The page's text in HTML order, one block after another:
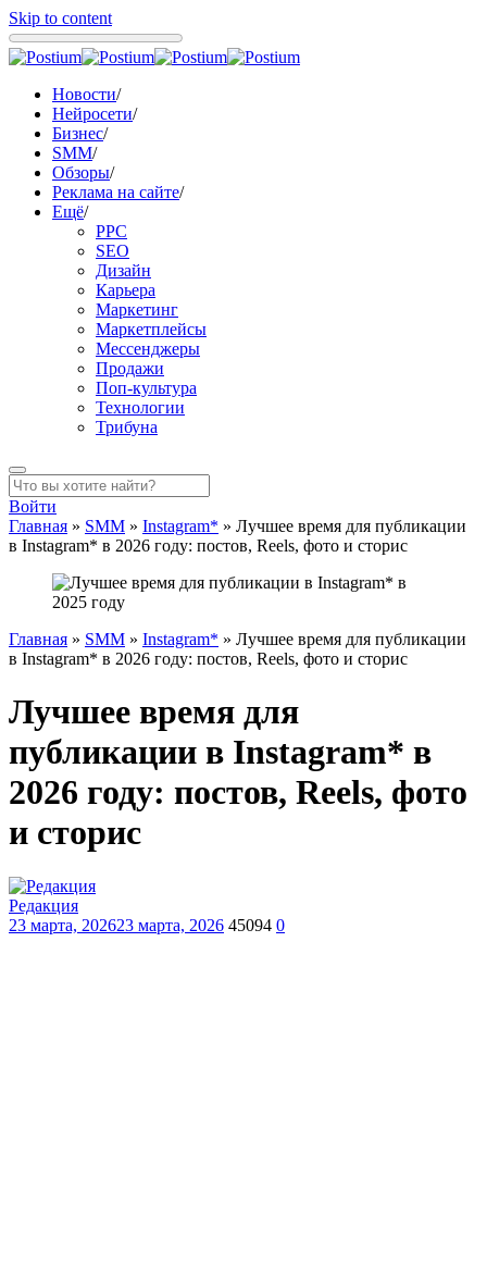
Skip to content
Новости/
Нейросети/
Бизнес/
SMM/
Обзоры/
Реклама на сайте/
Ещё/
PPC
SEO
Дизайн
Карьера
Маркетинг
Маркетплейсы
Мессенджеры
Продажи
Поп-культура
Технологии
Трибуна
Войти
Главная » SMM » Instagram* » Лучшее время для публикации
в Instagram* в 2026 году: постов, Reels, фото и сторис
Главная » SMM » Instagram* » Лучшее время для публикации
в Instagram* в 2026 году: постов, Reels, фото и сторис
Лучшее время для
публикации в Instagram* в
2026 году: постов, Reels, фото
и сторис
Редакция
23 марта, 202623 марта, 2026 45094 0